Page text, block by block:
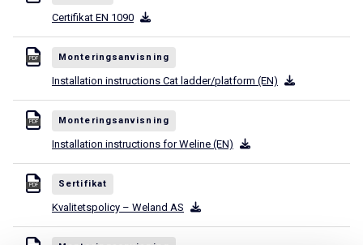
Certifikat EN 1090
PDF Monteringsanvisning
Installation instructions Cat ladder/platform (EN)
PDF Monteringsanvisning
Installation instructions for Weline (EN)
PDF Sertifikat
Kvalitetspolicy – Weland AS